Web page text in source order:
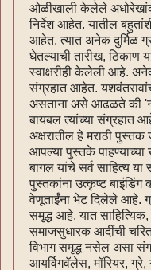
ओळीखाली केलेले
निर्देश आहेत. यातील
आहेत. त्यात अनेक दुर्मिळ
घेतल्याची तारीख, ठिकाण
स्वाक्षरीही केलेली आहे.
संग्रहात आहेत.
असताना असे आढळते की
बायबल त्यांच्या संग्रहात
अक्षरातील हे मराठी
आपल्या पुस्तके
बागल यांचे सर्व साहित्य
पुस्तकांना उत्कृष्ट बाइंडिंग
वेणूताईंना भेट दिलेले आहे.
समृद्ध आहे. यात साहित्यिक,
समाजसुधारक आदींची
विभाग समृद्ध नसेल असा
आयर्विगवॅलेस, मॉरियर,